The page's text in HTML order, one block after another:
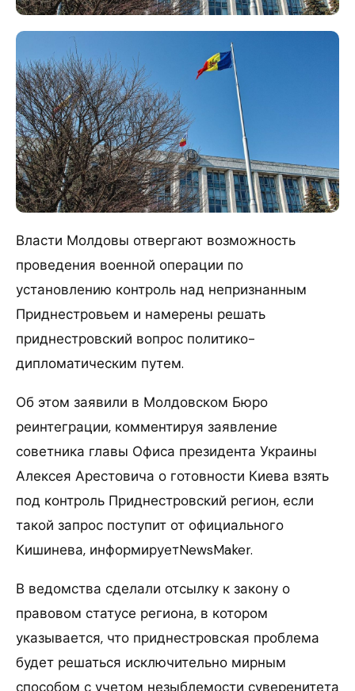
Власти Молдовы отвергают возможность
проведения военной операции по
установлению контроль над непризнанным
Приднестровьем и намерены решать
приднестровский вопрос политико-
дипломатическим путем.
Об этом заявили в Молдовском Бюро
реинтеграции, комментируя заявление
советника главы Офиса президента Украины
Алексея Арестовича о готовности Киева взять
под контроль Приднестровский регион, если
такой запрос поступит от официального
Кишинева, информируетNewsMaker.
В ведомства сделали отсылку к закону о
правовом статусе региона, в котором
указывается, что приднестровская проблема
будет решаться исключительно мирным
способом с учетом незыблемости суверенитета